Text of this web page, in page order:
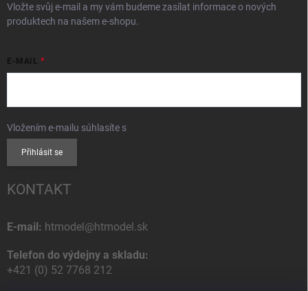
Vložte svůj e-mail a my vám budeme zasílat informace o nových
produktech na našem e-shopu.
E-MAIL
Vložením e-mailu súhlasíte s
Přihlásit se
KONTAKT
E-mail: htmodel@htmodel.sk
Telefon do výdejny a skladu:
+421 (0) 52 7768 212